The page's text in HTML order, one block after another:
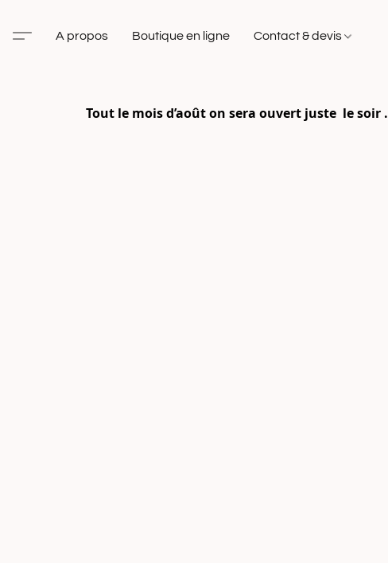
A propos Boutique en ligne Contact & devis
Tout le mois d’août on sera ouvert juste le soir .